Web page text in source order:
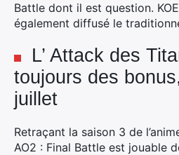
Battle dont il est question.
également diffusé le
L’ Attack des
toujours des
juillet
Retraçant la saison 3 de
AO2 : Final Battle est jouable